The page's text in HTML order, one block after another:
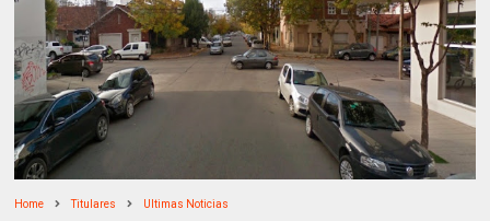
Home Titulares Ultimas Noticias